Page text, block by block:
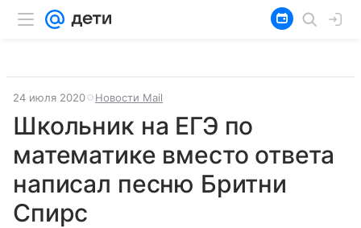
24 июля 2020 Новости Mail
Школьник на ЕГЭ по
математике вместо ответа
написал песню Бритни
Спирс